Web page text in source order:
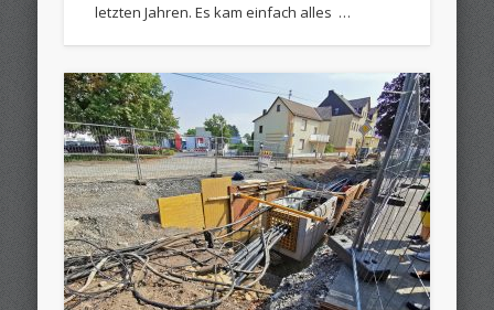
letzten Jahren. Es kam einfach alles …